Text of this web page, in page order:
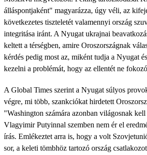
álláspontjaként" magyarázza, úgy véli, az
következetes tiszteletét valamennyi ország
integritása iránt. A Nyugat ukrajnai
keltett a térségben, amire Oroszországnak
kérdés pedig most az, miként tudja a Nyugat
kezelni a problémát, hogy az ellentét ne
A Global Times szerint a Nyugat súlyos
végre, mi több, szankciókat hirdetett
"Washington számára azonban világosnak
Vlagyimir Putyinnal szemben nem ér el
írás. Emlékeztet arra is, hogy a volt
sor, a keleti tömbhöz tartozó ország